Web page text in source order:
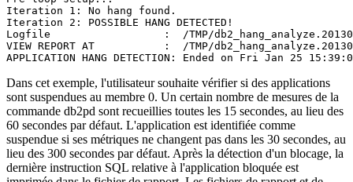
Iteration 1: No hang found.
Iteration 2: POSSIBLE HANG DETECTED!
Logfile                  :  /TMP/
VIEW REPORT AT           :  /TMP/
Dans cet exemple, l'utilisateur souhaite vérifier si des applications
sont suspendues au membre 0. Un certain nombre de mesures de la
commande db2pd sont recueillies toutes les 15 secondes, au lieu des
60 secondes par défaut. L'application est identifiée comme
suspendue si ses métriques ne changent pas dans les 30 secondes, au
lieu des 300 secondes par défaut. Après la détection d'un blocage, la
dernière instruction SQL relative à l'application bloquée est